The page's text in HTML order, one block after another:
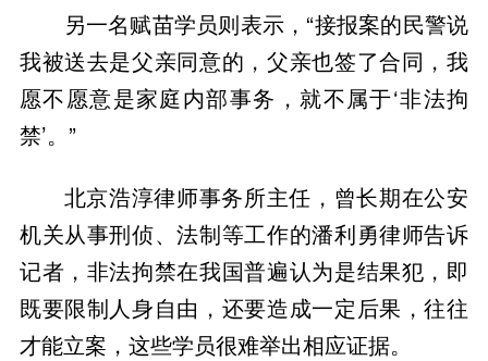
另一名赋苗学员则表示，“接报案的民警说
我被送去是父亲同意的，父亲也签了合同，我
愿不愿意是家庭内部事务，就不属于‘非法拘
禁’。”
北京浩淳律师事务所主任，曾长期在公安
机关从事刑侦、法制等工作的潘利勇律师告诉
记者，非法拘禁在我国普遍认为是结果犯，即
既要限制人身自由，还要造成一定后果，往往
才能立案，这些学员很难举出相应证据。